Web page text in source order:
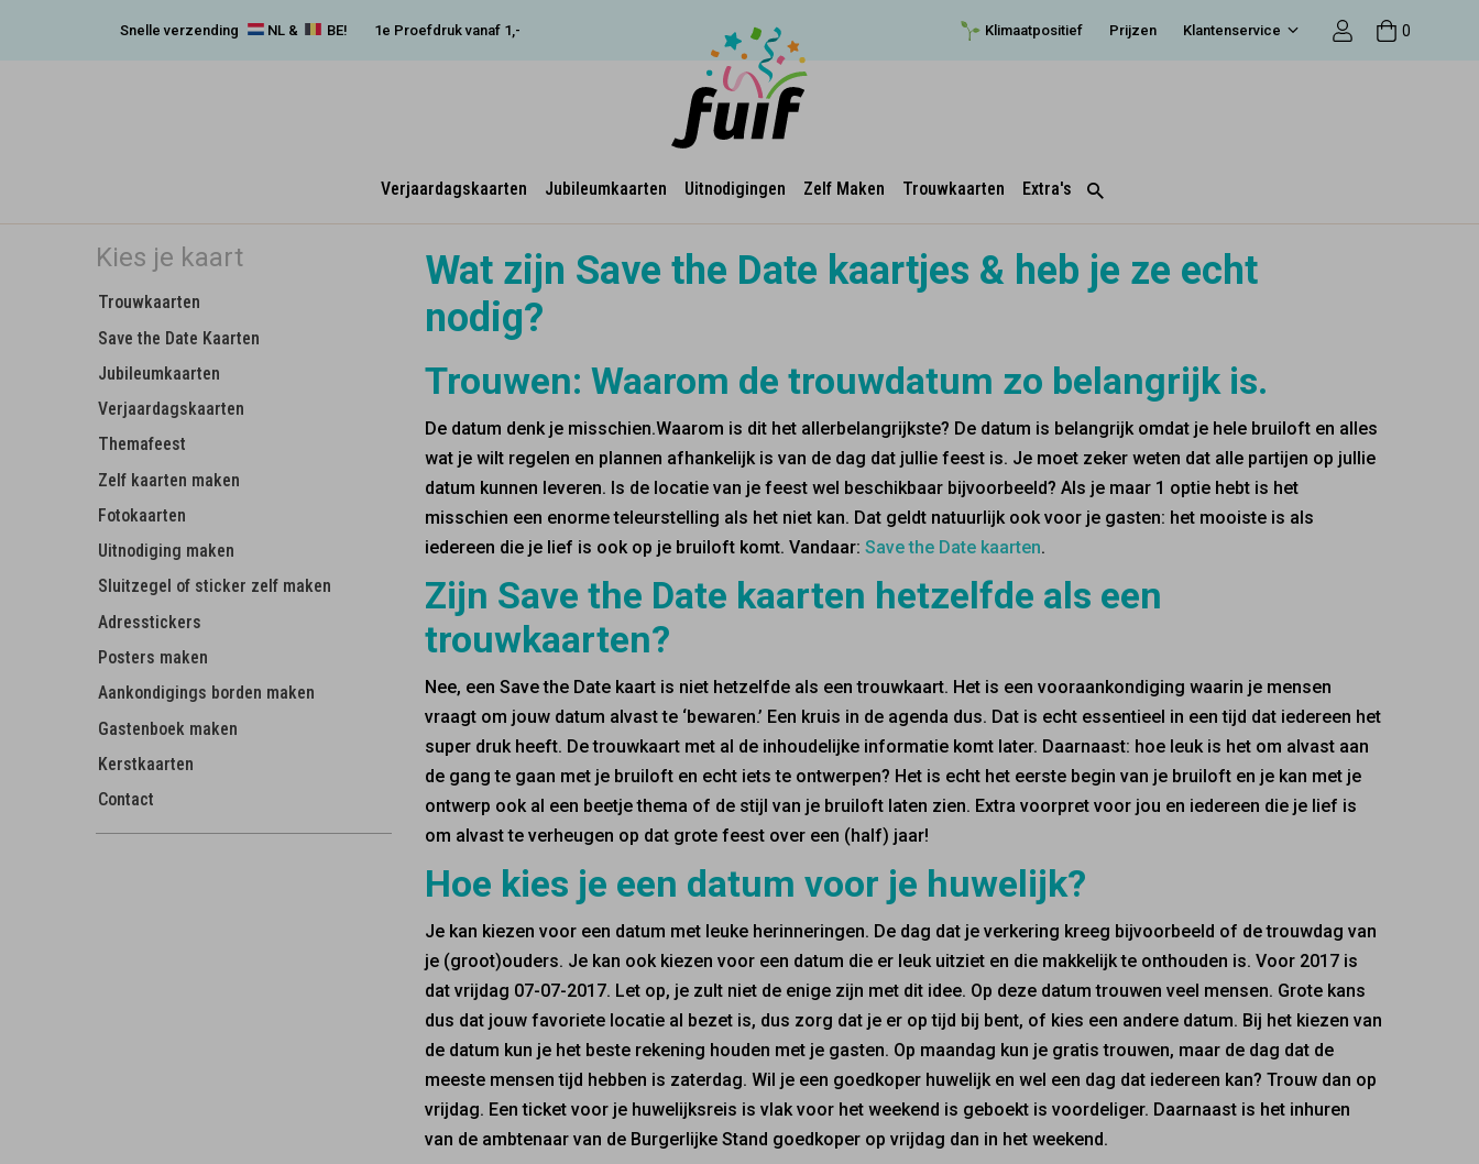
Snelle verzending NL & BE! 1e Proefdruk vanaf 1,- Klimaatpositief Prijzen Klantenservice 0
Verjaardagskaarten Jubileumkaarten Uitnodigingen Zelf Maken Trouwkaarten Extra's
Kies je kaart
Trouwkaarten
Save the Date Kaarten
Jubileumkaarten
Verjaardagskaarten
Themafeest
Zelf kaarten maken
Fotokaarten
Uitnodiging maken
Sluitzegel of sticker zelf maken
Adresstickers
Posters maken
Aankondigings borden maken
Gastenboek maken
Kerstkaarten
Contact
Wat zijn Save the Date kaartjes & heb je ze echt
nodig?
Trouwen: Waarom de trouwdatum zo belangrijk is.
De datum denk je misschien.Waarom is dit het allerbelangrijkste? De datum is belangrijk omdat je hele bruiloft en alles
wat je wilt regelen en plannen afhankelijk is van de dag dat jullie feest is. Je moet zeker weten dat alle partijen op jullie
datum kunnen leveren. Is de locatie van je feest wel beschikbaar bijvoorbeeld? Als je maar 1 optie hebt is het
misschien een enorme teleurstelling als het niet kan. Dat geldt natuurlijk ook voor je gasten: het mooiste is als
iedereen die je lief is ook op je bruiloft komt. Vandaar:Save the Date kaarten.
Zijn Save the Date kaarten hetzelfde als een
trouwkaarten?
Nee, een Save the Date kaart is niet hetzelfde als een trouwkaart. Het is een vooraankondiging waarin je mensen
vraagt om jouw datum alvast te ‘bewaren.’ Een kruis in de agenda dus. Dat is echt essentieel in een tijd dat iedereen het
super druk heeft. De trouwkaart met al de inhoudelijke informatie komt later. Daarnaast: hoe leuk is het om alvast aan
de gang te gaan met je bruiloft en echt iets te ontwerpen? Het is echt het eerste begin van je bruiloft en je kan met je
ontwerp ook al een beetje thema of de stijl van je bruiloft laten zien. Extra voorpret voor jou en iedereen die je lief is
om alvast te verheugen op dat grote feest over een (half) jaar!
Hoe kies je een datum voor je huwelijk?
Je kan kiezen voor een datum met leuke herinneringen. De dag dat je verkering kreeg bijvoorbeeld of de trouwdag van
je (groot)ouders. Je kan ook kiezen voor een datum die er leuk uitziet en die makkelijk te onthouden is. Voor 2017 is
dat vrijdag 07-07-2017. Let op, je zult niet de enige zijn met dit idee. Op deze datum trouwen veel mensen. Grote kans
dus dat jouw favoriete locatie al bezet is, dus zorg dat je er op tijd bij bent, of kies een andere datum. Bij het kiezen van
de datum kun je het beste rekening houden met je gasten. Op maandag kun je gratis trouwen, maar de dag dat de
meeste mensen tijd hebben is zaterdag. Wil je een goedkoper huwelijk en wel een dag dat iedereen kan? Trouw dan op
vrijdag. Een ticket voor je huwelijksreis is vlak voor het weekend is geboekt is voordeliger. Daarnaast is het inhuren
van de ambtenaar van de Burgerlijke Stand goedkoper op vrijdag dan in het weekend.